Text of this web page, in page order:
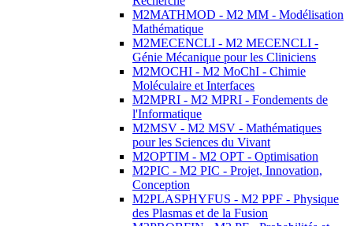
M2MATHMOD - M2 MM - Modélisation
Mathématique
M2MECENCLI - M2 MECENCLI -
Génie Mécanique pour les Cliniciens
M2MOCHI - M2 MoChI - Chimie
Moléculaire et Interfaces
M2MPRI - M2 MPRI - Fondements de
l'Informatique
M2MSV - M2 MSV - Mathématiques
pour les Sciences du Vivant
M2OPTIM - M2 OPT - Optimisation
M2PIC - M2 PIC - Projet, Innovation,
Conception
M2PLASPHYFUS - M2 PPF - Physique
des Plasmas et de la Fusion